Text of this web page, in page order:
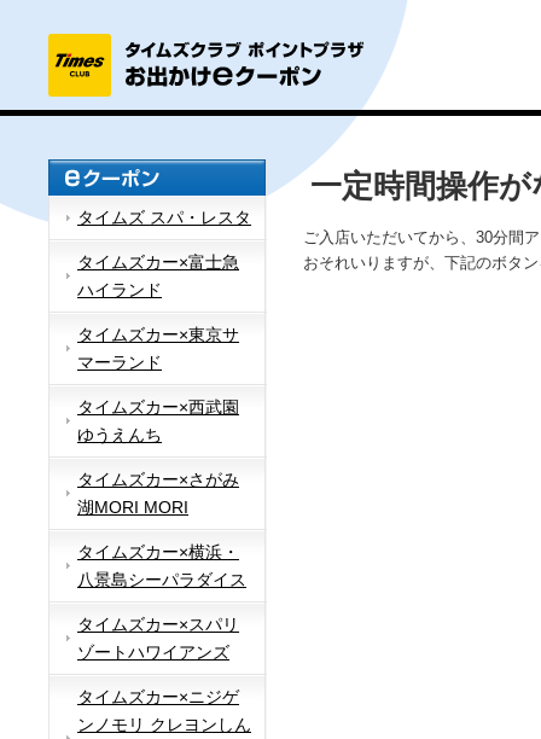
タイムズ スパ・レスタ
タイムズカー×富士急
ハイランド
タイムズカー×東京サ
マーランド
タイムズカー×西武園
ゆうえんち
タイムズカー×さがみ
湖MORI MORI
タイムズカー×横浜・
八景島シーパラダイス
タイムズカー×スパリ
ゾートハワイアンズ
タイムズカー×ニジゲ
ンノモリ クレヨンしん
一定時間操作
ご入店いただいてから、30分間
おそれいりますが、下記のボタ